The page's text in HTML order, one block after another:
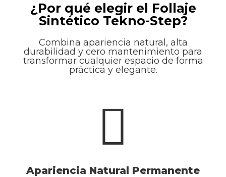
¿Por qué elegir el Follaje
Sintético Tekno-Step?
Combina apariencia natural, alta
durabilidad y cero mantenimiento para
transformar cualquier espacio de forma
práctica y elegante.
Apariencia Natural Permanente